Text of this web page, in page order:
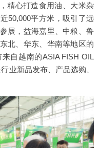
精心打造食用油、大米杂
50,000平方米，吸引了远
展，益海嘉里、中粮、鲁
北、华东、华南等地区的
自越南的ASIA FISH OIL
业新品发布、产品选购、